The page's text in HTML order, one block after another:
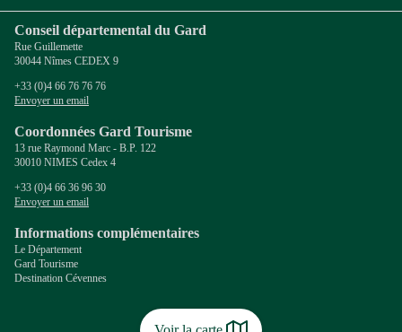
Conseil départemental du Gard
Rue Guillemette
30044 Nîmes CEDEX 9
+33 (0)4 66 76 76 76
Envoyer un email
Coordonnées Gard Tourisme
13 rue Raymond Marc - B.P. 122
30010 NIMES Cedex 4
+33 (0)4 66 36 96 30
Envoyer un email
Informations complémentaires
Le Département
Gard Tourisme
Destination Cévennes